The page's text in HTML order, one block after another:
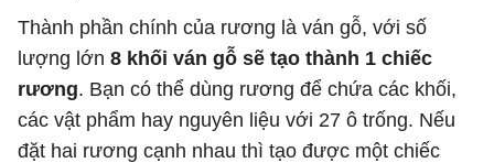
Thành phần chính của rương là ván gỗ, với số
lượng lớn 8 khối ván gỗ sẽ tạo thành 1 chiếc
rương. Bạn có thể dùng rương để chứa các khối,
các vật phẩm hay nguyên liệu với 27 ô trống. Nếu
đặt hai rương cạnh nhau thì tạo được một chiếc